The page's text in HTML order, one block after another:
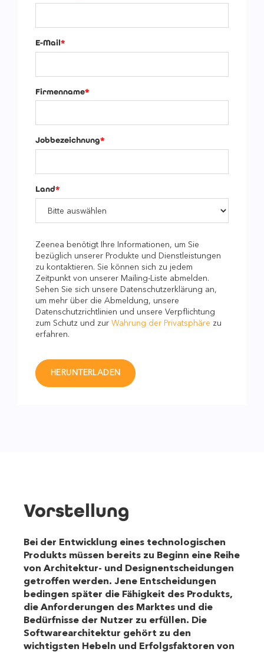
E-Mail*
Firmenname*
Jobbezeichnung*
Land*
Zeenea benötigt Ihre Informationen, um Sie
bezüglich unserer Produkte und Dienstleistungen
zu kontaktieren. Sie können sich zu jedem
Zeitpunkt von unserer Mailing-Liste abmelden.
Sehen Sie sich unsere Datenschutzerklärung an,
um mehr über die Abmeldung, unsere
Datenschutzrichtlinien und unsere Verpflichtung
zum Schutz und zur Wahrung der Privatsphäre zu
erfahren.
Vorstellung
Bei der Entwicklung eines technologischen
Produkts müssen bereits zu Beginn eine Reihe
von Architektur- und Designentscheidungen
getroffen werden. Jene Entscheidungen
bedingen später die Fähigkeit des Produkts,
die Anforderungen des Marktes und die
Bedürfnisse der Nutzer zu erfüllen. Die
Softwarearchitektur gehört zu den
wichtigsten Hebeln und Erfolgsfaktoren von